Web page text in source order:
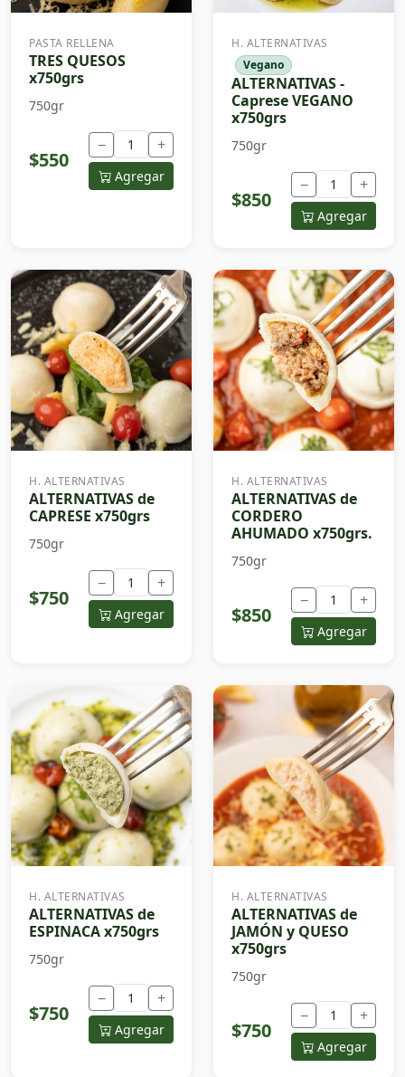
PASTA RELLENA
TRES QUESOS
x750grs
750gr
$550
− +
Agregar
H. ALTERNATIVAS
Vegano
ALTERNATIVAS -
Caprese VEGANO
x750grs
750gr
$850
− +
Agregar
H. ALTERNATIVAS
ALTERNATIVAS de
CAPRESE x750grs
750gr
$750
− +
Agregar
H. ALTERNATIVAS
ALTERNATIVAS de
CORDERO
AHUMADO x750grs.
750gr
$850
− +
Agregar
H. ALTERNATIVAS
ALTERNATIVAS de
ESPINACA x750grs
750gr
$750
− +
Agregar
H. ALTERNATIVAS
ALTERNATIVAS de
JAMÓN y QUESO
x750grs
750gr
$750
− +
Agregar